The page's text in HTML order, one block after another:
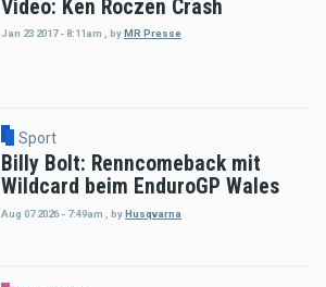
Video: Ken Roczen Crash
Jan 23 2017 - 8:11am byMR Presse
Sport
Billy Bolt: Renncomeback mit
Wildcard beim EnduroGP Wales
Aug 07 2026 - 7:49am byHusqvarna